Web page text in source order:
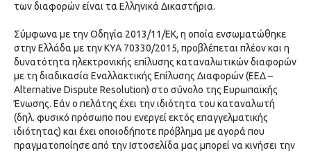
των διαφορών είναι τα Ελληνικά Δικαστήρια.
Σύμφωνα με την Οδηγία 2013/11/ΕΚ, η οποία ενσωματώθηκε
στην Ελλάδα με την ΚΥΑ 70330/2015, προβλέπεται πλέον και η
δυνατότητα ηλεκτρονικής επίλυσης καταναλωτικών διαφορών
με τη διαδικασία Εναλλακτικής Επίλυσης Διαφορών (ΕΕΔ –
Alternative Dispute Resolution) στο σύνολο της Ευρωπαϊκής
Ένωσης. Εάν ο πελάτης έχει την ιδιότητα του καταναλωτή
(δηλ. φυσικό πρόσωπο που ενεργεί εκτός επαγγελματικής
ιδιότητας) και έχει οποιοδήποτε πρόβλημα με αγορά που
πραγματοποίησε από την Ιστοσελίδα μας μπορεί να κινήσει την